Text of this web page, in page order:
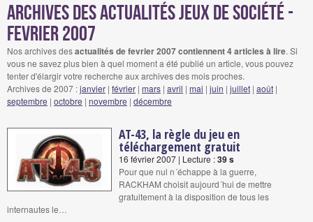
Archives des actualités jeux de société -
fevrier 2007
Nos archives desactualités de fevrier 2007 contiennent 4 articles à lire. Si
vous ne savez plus bien à quel moment a été publié un article, vous pouvez
tenter d'élargir votre recherche aux archives des mois proches.
Archives de 2007 :janvier | février | mars | avril | mai | juin | juillet | août |
septembre | octobre | novembre | décembre
AT-43, la règle du jeu en
téléchargement gratuit
16 février 2007 | Lecture :39 s
Pour que nul n´échappe à la guerre,
RACKHAM choisit aujourd´hui de mettre
gratuitement à la disposition de tous les
internautes le…